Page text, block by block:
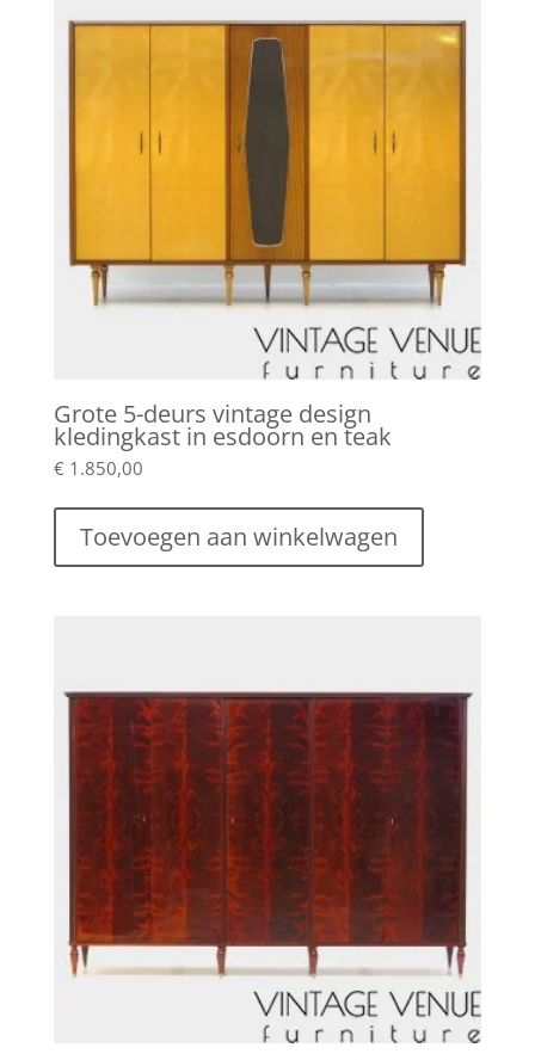
Grote 5-deurs vintage design
kledingkast in esdoorn en teak
€ 1.850,00
Toevoegen aan winkelwagen